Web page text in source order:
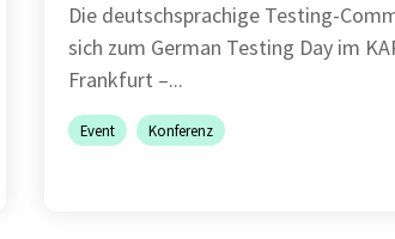
Die deutschsprachige Testing-
sich zum German Testing Day im
Frankfurt –...
Event Konferenz